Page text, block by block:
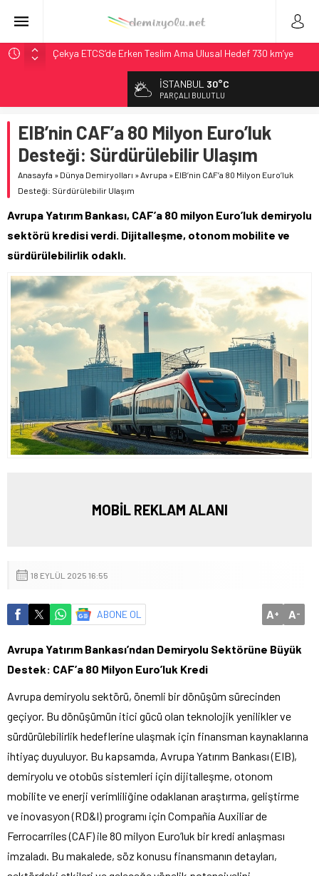
Çekya ETCS’de Erken Teslim Ama Ulusal Hedef 730 km’ye
České dráhy 101 Yaşındaki Buharlıyı Šumava Seferlerine
Brescia 426 Milyon Euro’luk Tramvay İnşaatına Başladı
Northern Railway Doğruladı: 308 Bin Rupiye Özel Vagonda
Puja
Madrid Atocha’da 56 Milyon Euro’luk Yenileme: Sol Tüneli
%33 Kapasite Artışı
İSTANBUL 30°C
PARÇALI BULUTLU
EIB’nin CAF’a 80 Milyon Euro’luk
Desteği: Sürdürülebilir Ulaşım
Anasayfa » Dünya Demiryolları »Avrupa » EIB’nin CAF’a 80 Milyon Euro’luk
Desteği: Sürdürülebilir Ulaşım
Avrupa Yatırım Bankası, CAF’a 80 milyon Euro’luk demiryolu
sektörü kredisi verdi. Dijitalleşme, otonom mobilite ve
sürdürülebilirlik odaklı.
MOBİL REKLAM ALANI
18 EYLÜL 2025 16:55
ABONE OL A+ A-
Avrupa Yatırım Bankası’ndan Demiryolu Sektörüne Büyük
Destek: CAF’a 80 Milyon Euro’luk Kredi
Avrupa demiryolu sektörü, önemli bir dönüşüm sürecinden
geçiyor. Bu dönüşümün itici gücü olan teknolojik yenilikler ve
sürdürülebilirlik hedeflerine ulaşmak için finansman kaynaklarına
ihtiyaç duyuluyor. Bu kapsamda, Avrupa Yatırım Bankası (EIB),
demiryolu ve otobüs sistemleri için dijitalleşme, otonom
mobilite ve enerji verimliliğine odaklanan araştırma, geliştirme
ve inovasyon (RD&I) programı için Compañía Auxiliar de
Ferrocarriles (CAF) ile 80 milyon Euro’luk bir kredi anlaşması
imzaladı. Bu makalede, söz konusu finansmanın detayları,